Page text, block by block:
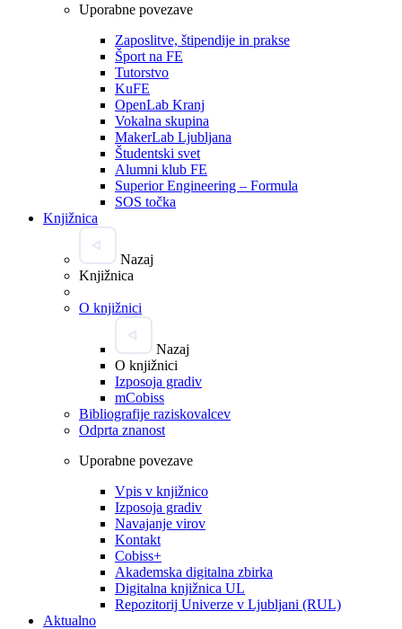
Uporabne povezave
Zaposlitve, štipendije in prakse
Šport na FE
Tutorstvo
KuFE
OpenLab Kranj
Vokalna skupina
MakerLab Ljubljana
Študentski svet
Alumni klub FE
Superior Engineering – Formula
SOS točka
Knjižnica
Nazaj
Knjižnica
O knjižnici
Nazaj
O knjižnici
Izposoja gradiv
mCobiss
Bibliografije raziskovalcev
Odprta znanost
Uporabne povezave
Vpis v knjižnico
Izposoja gradiv
Navajanje virov
Kontakt
Cobiss+
Akademska digitalna zbirka
Digitalna knjižnica UL
Repozitorij Univerze v Ljubljani (RUL)
Aktualno